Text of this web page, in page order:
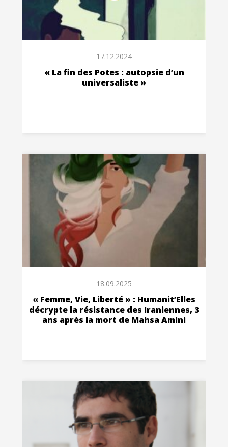
17.12.2024
« La fin des Potes : autopsie d’un
universaliste »
18.09.2025
« Femme, Vie, Liberté » : Humanit’Elles
décrypte la résistance des Iraniennes, 3
ans après la mort de Mahsa Amini